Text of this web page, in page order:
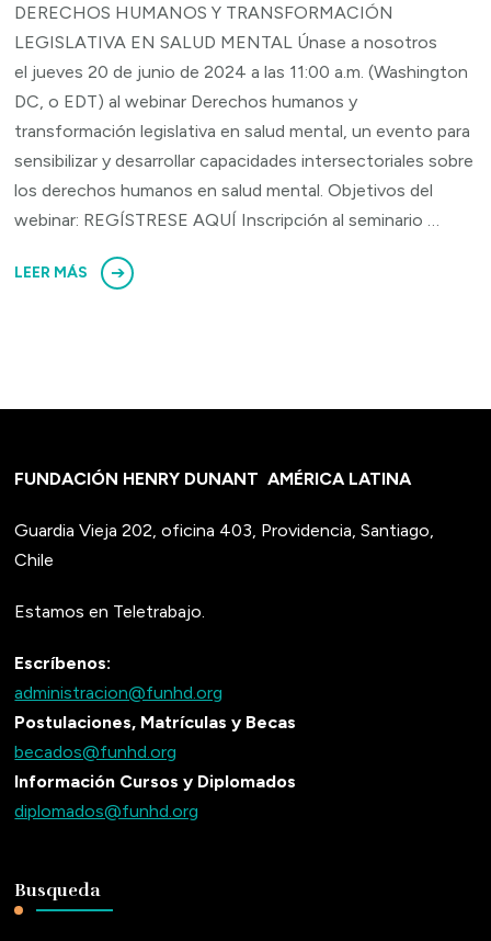
DERECHOS HUMANOS Y TRANSFORMACIÓN
LEGISLATIVA EN SALUD MENTAL Únase a nosotros
el jueves 20 de junio de 2024 a las 11:00 a.m. (Washington
DC, o EDT) al webinar Derechos humanos y
transformación legislativa en salud mental, un evento para
sensibilizar y desarrollar capacidades intersectoriales sobre
los derechos humanos en salud mental. Objetivos del
webinar: REGÍSTRESE AQUÍ Inscripción al seminario …
LEER MÁS
FUNDACIÓN HENRY DUNANTAMÉRICA LATINA
Guardia Vieja 202, oficina 403, Providencia, Santiago,
Chile
Estamos en Teletrabajo.
Escríbenos:
administracion@funhd.org
Postulaciones, Matrículas y Becas
becados@funhd.org
Información Cursos y Diplomados
diplomados@funhd.org
Busqueda